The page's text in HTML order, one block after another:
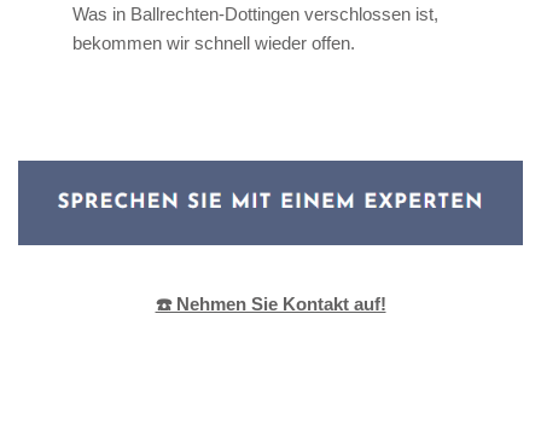
Was in Ballrechten-Dottingen verschlossen ist,
bekommen wir schnell wieder offen.
☎️ Nehmen Sie Kontakt auf!